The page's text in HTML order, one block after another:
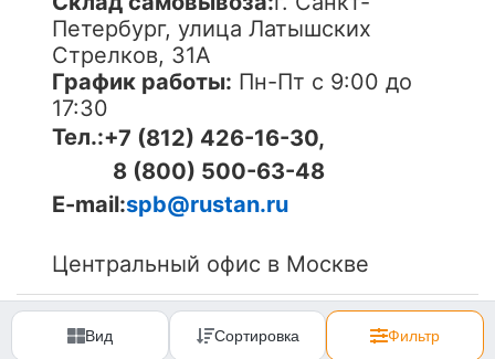
Вид Сортировка Фильтр
Петербург, улица Латышских
Стрелков, 31А
График работы: Пн-Пт с 9:00 до
17:30
Тел.:+7 (812) 426-16-30,
8 (800) 500-63-48
E-mail:spb@rustan.ru
Центральный офис в Москве
© 2005-2026ОOО «Компания «РуСтан». Все права
защищены. Использование материалов сайта без
согласования запрещено.